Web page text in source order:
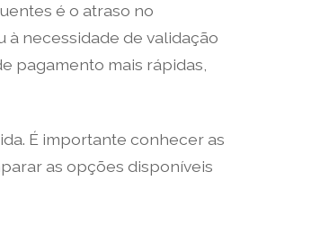
é o atraso no
à necessidade de validação
pagamento mais rápidas,
É importante conhecer as
as opções disponíveis